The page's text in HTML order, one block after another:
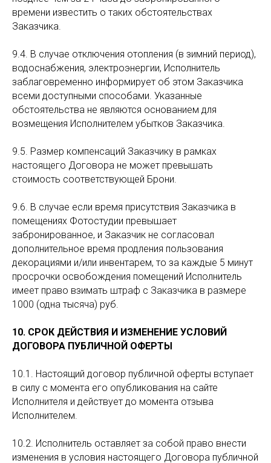
времени известить о таких обстоятельствах
Заказчика.
9.4. В случае отключения отопления (в зимний период),
водоснабжения, электроэнергии, Исполнитель
заблаговременно информирует об этом Заказчика
всеми доступными способами. Указанные
обстоятельства не являются основанием для
возмещения Исполнителем убытков Заказчика.
9.5. Размер компенсаций Заказчику в рамках
настоящего Договора не может превышать
стоимость соответствующей Брони.
9.6. В случае если время присутствия Заказчика в
помещениях Фотостудии превышает
забронированное, и Заказчик не согласовал
дополнительное время продления пользования
декорациями и/или инвентарем, то за каждые 5 минут
просрочки освобождения помещений Исполнитель
имеет право взимать штраф с Заказчика в размере
1000 (одна тысяча) руб.
10. СРОК ДЕЙСТВИЯ И ИЗМЕНЕНИЕ УСЛОВИЙ
ДОГОВОРА ПУБЛИЧНОЙ ОФЕРТЫ
10.1. Настоящий договор публичной оферты вступает
в силу с момента его опубликования на сайте
Исполнителя и действует до момента отзыва
Исполнителем.
10.2. Исполнитель оставляет за собой право внести
изменения в условия настоящего Договора публичной